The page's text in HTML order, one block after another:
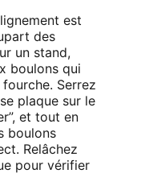
est
des
un stand,
boulons qui
Serrez
plaque sur le
et tout en
boulons
Relâchez
pour vérifier